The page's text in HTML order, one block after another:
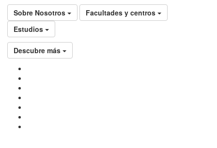
Sobre Nosotros
Facultades y centros
Estudios
Descubre más